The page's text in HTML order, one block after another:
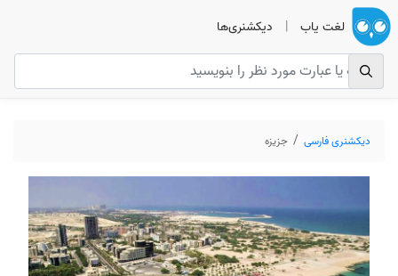
لغت یاب | دیکشنری‌ها
دیکشنری فارسی جزیزه